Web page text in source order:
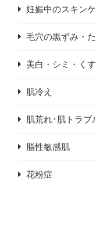
妊娠中のスキン
毛穴の黒ずみ・
美白・シミ・く
肌冷え
肌荒れ･肌トラブ
脂性敏感肌
花粉症